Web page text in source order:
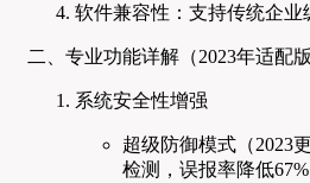
软件兼容性：支持传统企
二、专业功能详解（2023年适配版
系统安全性增强
超级防御模式（2023
检测，误报率降低67%